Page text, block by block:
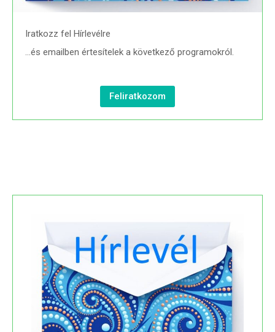
Iratkozz fel Hírlevélre
…és emailben értesítelek a következő programokról.
Feliratkozom